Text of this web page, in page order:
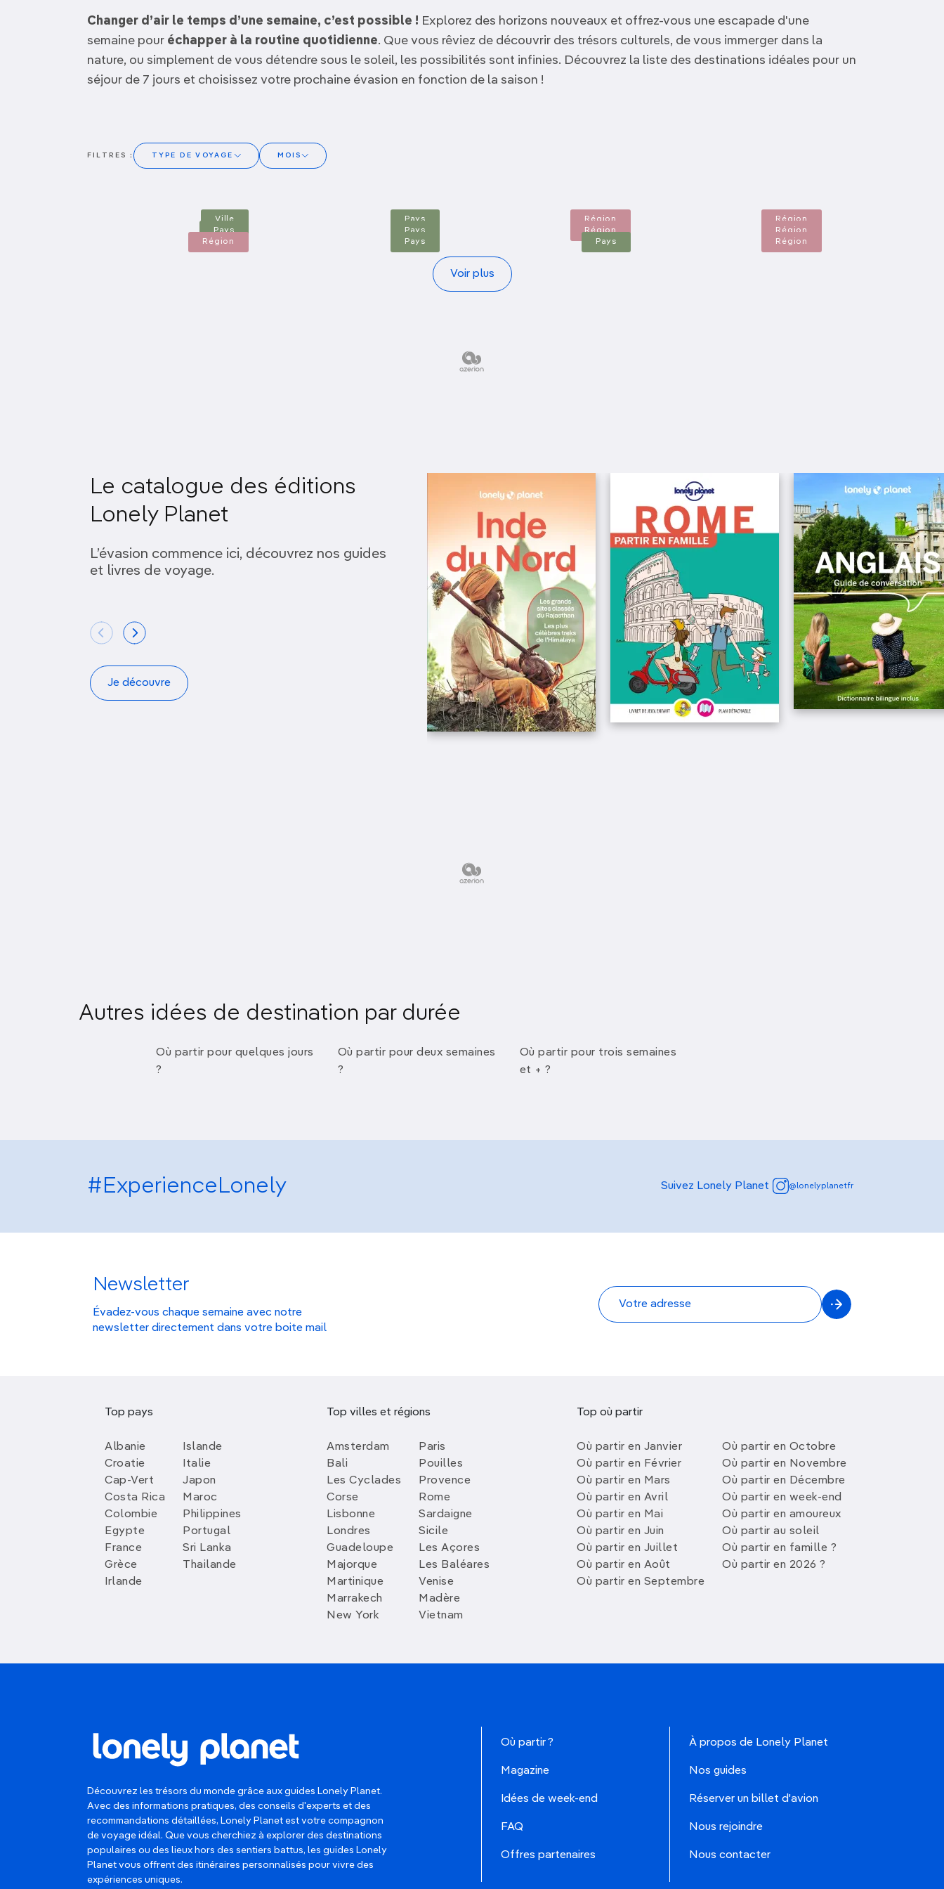
ANTARCTIQUE
TOP VILLES
Camargue
Changer d’air le temps d’une semaine, c’est possible ! Explorez des horizons nouveaux et offrez-vous une escapade d'une
semaine pour échapper à la routine quotidienne. Que vous rêviez de découvrir des trésors culturels, de vous immerger dans la
nature, ou simplement de vous détendre sous le soleil, les possibilités sont infinies. Découvrez la liste des destinations idéales pour un
séjour de 7 jours et choisissez votre prochaine évasion en fonction de la saison !
FILTRES : TYPE DE VOYAGE
Au soleil
Gastronomie
Art, culture &
patrimoine
En pleine nature
MOIS
Novembre
Ville
Agadir
Pays Région Région
Pays
Algérie
Pays Région Région
Région Pays Pays Région
Voir plus
Le catalogue des éditions
Lonely Planet
L’évasion commence ici, découvrez nos guides
et livres de voyage.
Je découvre
Autres idées de destination par durée
Où partir pour quelques jours
?
Où partir pour deux semaines
?
Où partir pour trois semaines
et + ?
#ExperienceLonely Suivez Lonely Planet @lonelyplanetfr
Newsletter
Évadez-vous chaque semaine avec notre
newsletter directement dans votre boite mail
Top pays
Albanie
Croatie
Cap-Vert
Costa Rica
Colombie
Egypte
France
Grèce
Irlande
Islande
Italie
Japon
Maroc
Philippines
Portugal
Sri Lanka
Thailande
Top villes et régions
Amsterdam
Bali
Les Cyclades
Corse
Lisbonne
Londres
Guadeloupe
Majorque
Martinique
Marrakech
New York
Paris
Pouilles
Provence
Rome
Sardaigne
Sicile
Les Açores
Les Baléares
Venise
Madère
Vietnam
Top où partir
Où partir en Janvier
Où partir en Février
Où partir en Mars
Où partir en Avril
Où partir en Mai
Où partir en Juin
Où partir en Juillet
Où partir en Août
Où partir en Septembre
Où partir en Octobre
Où partir en Novembre
Où partir en Décembre
Où partir en week-end
Où partir en amoureux
Où partir au soleil
Où partir en famille ?
Où partir en 2026 ?
Découvrez les trésors du monde grâce aux guides Lonely Planet.
Avec des informations pratiques, des conseils d'experts et des
recommandations détaillées, Lonely Planet est votre compagnon
de voyage idéal. Que vous cherchiez à explorer des destinations
populaires ou des lieux hors des sentiers battus, les guides Lonely
Planet vous offrent des itinéraires personnalisés pour vivre des
expériences uniques.
Où partir ?
Magazine
Idées de week-end
FAQ
Offres partenaires
À propos de Lonely Planet
Nos guides
Réserver un billet d'avion
Nous rejoindre
Nous contacter